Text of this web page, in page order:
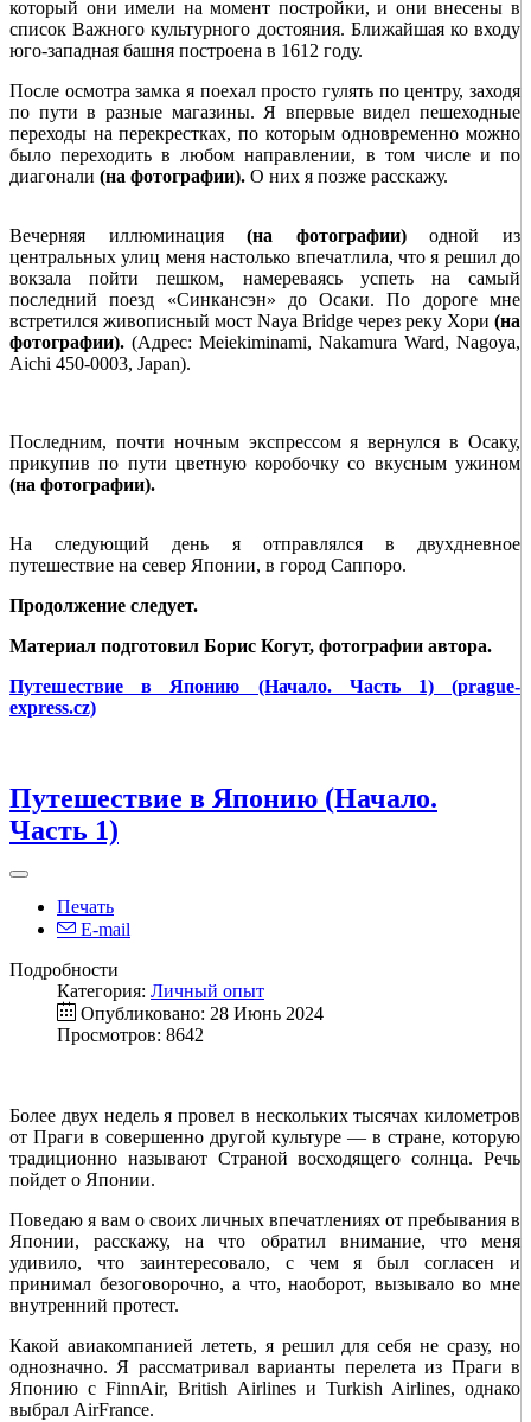
который они имели на момент постройки, и они внесены в
список Важного культурного достояния. Ближайшая ко входу
юго-западная башня построена в 1612 году.
После осмотра замка я поехал просто гулять по центру, заходя
по пути в разные магазины. Я впервые видел пешеходные
переходы на перекрестках, по которым одновременно можно
было переходить в любом направлении, в том числе и по
диагонали (на фотографии). О них я позже расскажу.
Вечерняя иллюминация(на фотографии)одной из
центральных улиц меня настолько впечатлила, что я решил до
вокзала пойти пешком, намереваясь успеть на самый
последний поезд «Синкансэн» до Осаки. По дороге мне
встретился живописный мост Naya Bridge через реку Хори (на
фотографии). (Адрес: Meiekiminami, Nakamura Ward, Nagoya,
Aichi 450-0003, Japan).
Последним, почти ночным экспрессом я вернулся в Осаку,
прикупив по пути цветную коробочку со вкусным ужином
(на фотографии).
На следующий день я отправлялся в двухдневное
путешествие на север Японии, в город Саппоро.
Продолжение следует.
Материал подготовил Борис Когут, фотографии автора.
Путешествие в Японию (Начало. Часть 1) (prague-
express.cz)
Путешествие в Японию (Начало.
Часть 1)
Печать
E-mail
Подробности
Категория: Личный опыт
Опубликовано: 28 Июнь 2024
Просмотров: 8642
Более двух недель я провел в нескольких тысячах километров
от Праги в совершенно другой культуре — в стране, которую
традиционно называют Страной восходящего солнца. Речь
пойдет о Японии.
Поведаю я вам о своих личных впечатлениях от пребывания в
Японии, расскажу, на что обратил внимание, что меня
удивило, что заинтересовало, с чем я был согласен и
принимал безоговорочно, а что, наоборот, вызывало во мне
внутренний протест.
Какой авиакомпанией лететь, я решил для себя не сразу, но
однозначно. Я рассматривал варианты перелета из Праги в
Японию с FinnAir, British Airlines и Turkish Airlines, однако
выбрал AirFrance.